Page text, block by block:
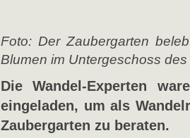
Foto: Der Zaubergarten
Blumen im Untergeschoss
Die Wandel-Experten
eingeladen, um als
Zaubergarten zu beraten.